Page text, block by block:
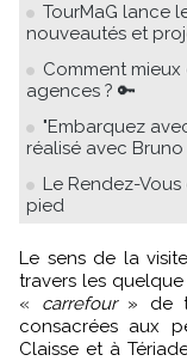
TourMaG lance
nouveautés et
Comment
agences ? 🔑
"Embarquez
réalisé avec
Le Rendez-
pied
Le sens de la visite sera inversé pour que le parcours à
travers les
« carrefour » de
consacrées aux
Claisse et à